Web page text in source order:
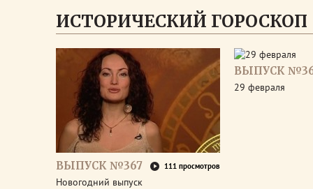
ИСТОРИЧЕСКИЙ ГОРОСКОП
ВЫПУСК №367 111 просмотров
Новогодний выпуск
ВЫПУСК
29 февраля